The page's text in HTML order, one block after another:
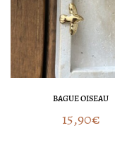
BAGUE OISEAU
15,90€